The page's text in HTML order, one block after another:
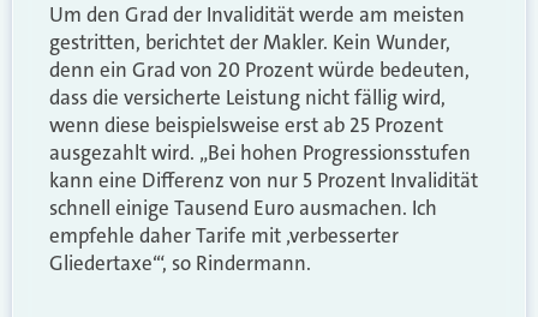
Um den Grad der Invalidität werde am meisten
gestritten, berichtet der Makler. Kein Wunder,
denn ein Grad von 20 Prozent würde bedeuten,
dass die versicherte Leistung nicht fällig wird,
wenn diese beispielsweise erst ab 25 Prozent
ausgezahlt wird. „Bei hohen Progressionsstufen
kann eine Differenz von nur 5 Prozent Invalidität
schnell einige Tausend Euro ausmachen. Ich
empfehle daher Tarife mit ‚verbesserter
Gliedertaxe‘“, so Rindermann.